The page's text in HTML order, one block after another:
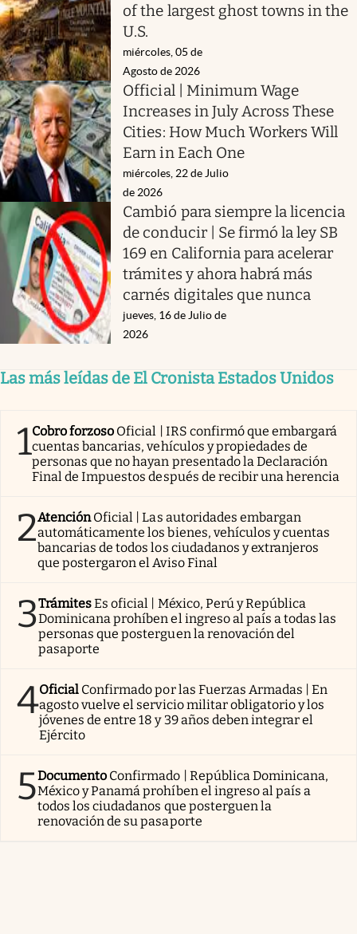
of the largest ghost towns in the
U.S.
miércoles, 05 de
Agosto de 2026
Official | Minimum Wage
Increases in July Across These
Cities: How Much Workers Will
Earn in Each One
miércoles, 22 de Julio
de 2026
Cambió para siempre la licencia
de conducir | Se firmó la ley SB
169 en California para acelerar
trámites y ahora habrá más
carnés digitales que nunca
jueves, 16 de Julio de
2026
Las más leídas de El Cronista Estados Unidos
1Cobro forzoso Oficial | IRS confirmó que embargará
cuentas bancarias, vehículos y propiedades de
personas que no hayan presentado la Declaración
Final de Impuestos después de recibir una herencia
2AtenciónOficial | Las autoridades embargan
automáticamente los bienes, vehículos y cuentas
bancarias de todos los ciudadanos y extranjeros
que postergaron el Aviso Final
3TrámitesEs oficial | México, Perú y República
Dominicana prohíben el ingreso al país a todas las
personas que posterguen la renovación del
pasaporte
4Oficial Confirmado por las Fuerzas Armadas | En
agosto vuelve el servicio militar obligatorio y los
jóvenes de entre 18 y 39 años deben integrar el
Ejército
5Documento Confirmado | República Dominicana,
México y Panamá prohíben el ingreso al país a
todos los ciudadanos que posterguen la
renovación de su pasaporte